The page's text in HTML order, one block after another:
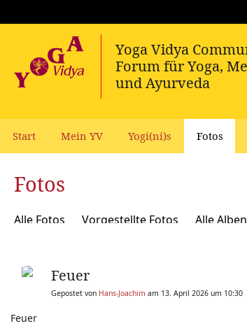
Start Mein YV Yogi(ni)s Fotos
Fotos
Alle Fotos Vorgestellte Fotos Alle Alben
Feuer
Gepostet von Hans-Joachim am 13. April 2026 um 10:30
Feuer